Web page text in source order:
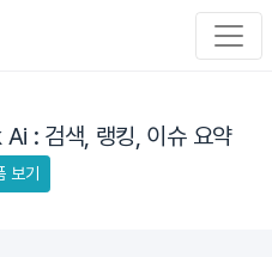
: 검색, 랭킹, 이슈 요약
보기